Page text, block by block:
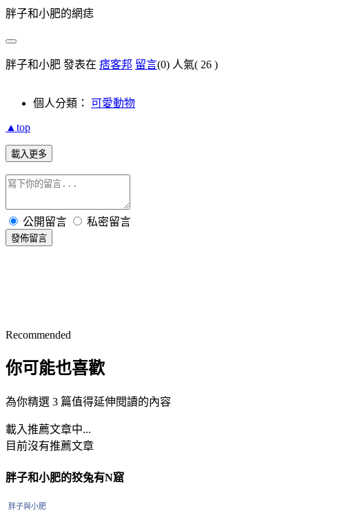
胖子和小肥的網痣
胖子和小肥 發表在 痞客邦 留言(0) 人氣( 26 )
個人分類： 可愛動物
▲top
載入更多
公開留言 私密留言
發佈留言
Recommended
你可能也喜歡
為你精選 3 篇值得延伸閱讀的內容
載入推薦文章中...
目前沒有推薦文章
胖子和小肥的狡兔有N窟
胖子與小肥